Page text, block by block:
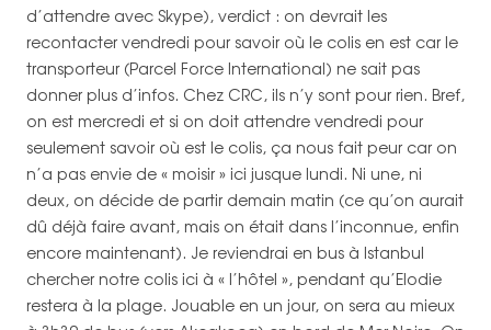
d’attendre avec Skype), verdict : on devrait les
recontacter vendredi pour savoir où le colis en est car le
transporteur (Parcel Force International) ne sait pas
donner plus d’infos. Chez CRC, ils n’y sont pour rien. Bref,
on est mercredi et si on doit attendre vendredi pour
seulement savoir où est le colis, ça nous fait peur car on
n’a pas envie de « moisir » ici jusque lundi. Ni une, ni
deux, on décide de partir demain matin (ce qu’on aurait
dû déjà faire avant, mais on était dans l’inconnue, enfin
encore maintenant). Je reviendrai en bus à Istanbul
chercher notre colis ici à « l’hôtel », pendant qu’Elodie
restera à la plage. Jouable en un jour, on sera au mieux